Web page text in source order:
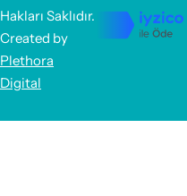
Hakları Saklıdır.
Created by
Plethora
Digital